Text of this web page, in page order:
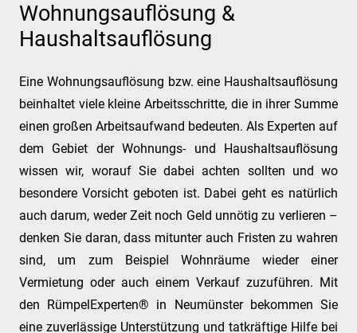
Wohnungsauflösung &
Haushaltsauflösung
Eine Wohnungsauflösung bzw. eine Haushaltsauflösung
beinhaltet viele kleine Arbeitsschritte, die in ihrer Summe
einen großen Arbeitsaufwand bedeuten. Als Experten auf
dem Gebiet der Wohnungs- und Haushaltsauflösung
wissen wir, worauf Sie dabei achten sollten und wo
besondere Vorsicht geboten ist. Dabei geht es natürlich
auch darum, weder Zeit noch Geld unnötig zu verlieren –
denken Sie daran, dass mitunter auch Fristen zu wahren
sind, um zum Beispiel Wohnräume wieder einer
Vermietung oder auch einem Verkauf zuzuführen. Mit
den RümpelExperten® in Neumünster bekommen Sie
eine zuverlässige Unterstützung und tatkräftige Hilfe bei